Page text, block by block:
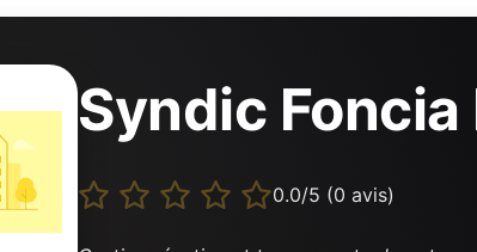
Syndic Foncia
0.0/5 (0 avis)